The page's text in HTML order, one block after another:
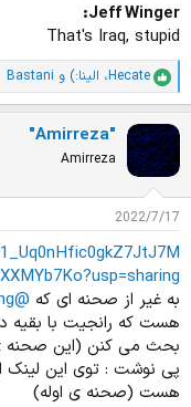
Jeff Winger:
That's Iraq, stupid
ا
م
ت
ی
ا
ز
ت
:
Hecate، الینا:) و Bastani
"Amirreza"
Amirreza
2022/7/17
به غیر از صحنه ای که @Becoming
هست که رانجیت با بقیه
بحث می کنن (این صحنه
پی نوشت : توی این لینک
هست (صحنه ی اوله)